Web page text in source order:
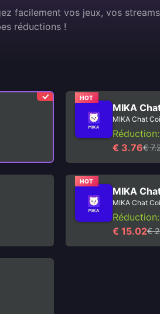
facilement vos jeux, vos
réductions !
HOT
MIKA
MIKA Chat
€ 3.76€
HOT
MIKA
MIKA Chat
€ 15.02€